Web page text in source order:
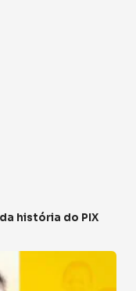
história do PIX